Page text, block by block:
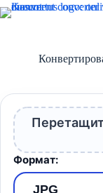
Перейти
к
Формат: